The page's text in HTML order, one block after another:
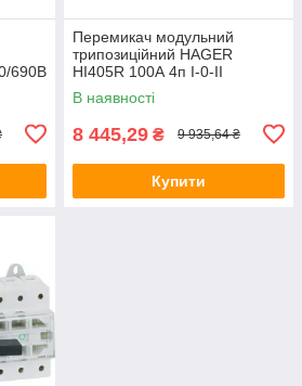
690В
Перемикач модульний
трипозиційний HAGER
HI405R 100А 4п I-0-II
400/690В 12.5м
В наявності
8 445,29 ₴ 9 935,64 ₴
Купити